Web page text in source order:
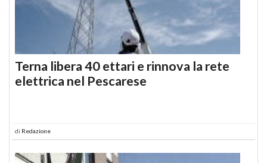
Terna libera 40 ettari e rinnova la rete
elettrica nel Pescarese
di Redazione